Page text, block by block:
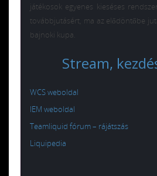
játékosok egyenes kieséses
továbbjutásért, ma az elődöntőbe
bajnoki kupa.
Stream,
WCS weboldal
IEM weboldal
Teamliquid fórum – rájátszás
Liquipedia